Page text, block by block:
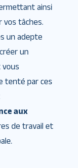
ainsi
vos tâches.
un adepte
un
vous
tenté par ces
aux
de travail et